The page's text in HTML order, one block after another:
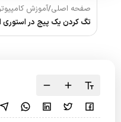
صفحه اصلی/آموزش
تگ كردن یک پیج در استوری